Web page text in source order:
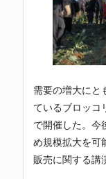
需要の増大にと
ているブロッコ
で開催した。今
め規模拡大を可
販売に関する講